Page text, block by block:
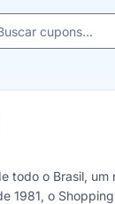
cupons e
o Brasil,
1981, o